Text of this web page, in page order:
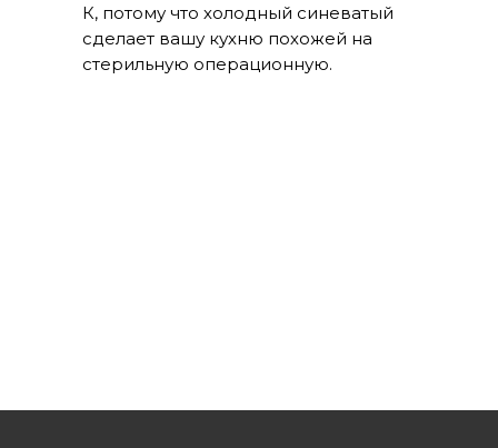
К, потому что холодный синеватый
сделает вашу кухню похожей на
стерильную операционную.